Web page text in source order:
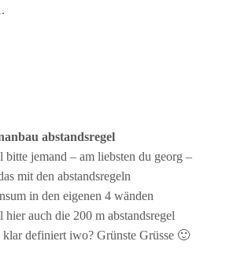
abstandsregel
bitte jemand – am liebsten du georg –
mit den abstandsregeln
in den eigenen 4 wänden
hier auch die 200 m abstandsregel
klar definiert iwo? Grünste Grüsse 🙂